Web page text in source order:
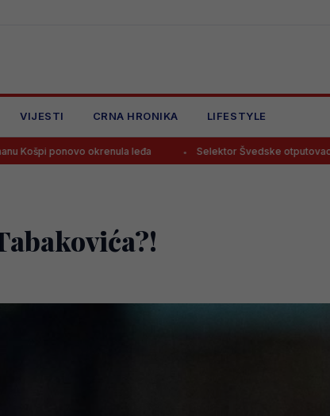
VIJESTI CRNA HRONIKA LIFESTYLE
leđa Selektor Švedske otputovao “na noge”